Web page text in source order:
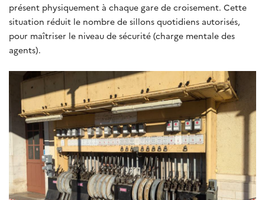
présent physiquement à chaque gare de croisement. Cette
situation réduit le nombre de sillons quotidiens autorisés,
pour maîtriser le niveau de sécurité (charge mentale des
agents).